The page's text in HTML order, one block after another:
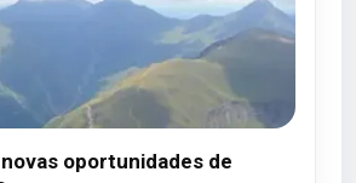
oportunidades de